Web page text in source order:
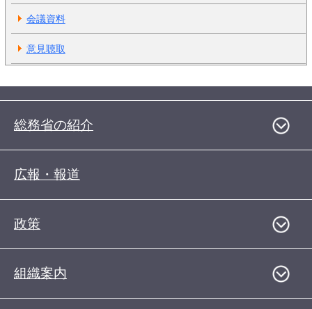
会議資料
意見聴取
総務省の紹介
広報・報道
政策
組織案内